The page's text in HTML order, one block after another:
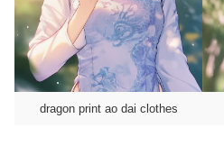
dragon print ao dai clothes